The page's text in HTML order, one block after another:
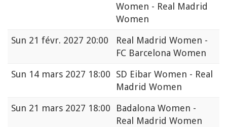
Women - Real Madrid
Women
Sun 21 févr. 2027 20:00
Real Madrid Women -
FC Barcelona Women
Sun 14 mars 2027 18:00
SD Eibar Women - Real
Madrid Women
Sun 21 mars 2027 18:00
Badalona Women -
Real Madrid Women